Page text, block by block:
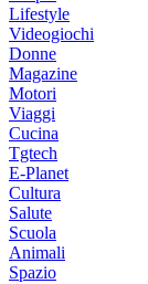
Lifestyle
Videogiochi
Donne
Magazine
Motori
Viaggi
Cucina
Tgtech
E-Planet
Cultura
Salute
Scuola
Animali
Spazio